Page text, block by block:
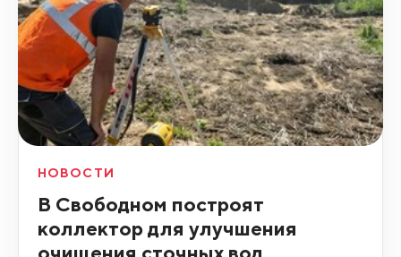
НОВОСТИ
В Свободном построят
коллектор для улучшения
очищения сточных вод